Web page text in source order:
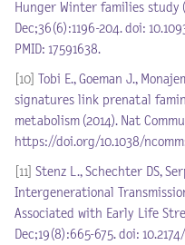
Hunger Winter families study
Dec;36(6):1196-204. doi:
PMID: 17591638.
[10]
Tobi E., Goeman J.,
signatures link prenatal
metabolism (2014). Nat
https://doi.org/10.1038/
[11] Stenz L., Schechter DS,
Intergenerational
Associated with Early Life
Dec;19(8):665-675. doi: